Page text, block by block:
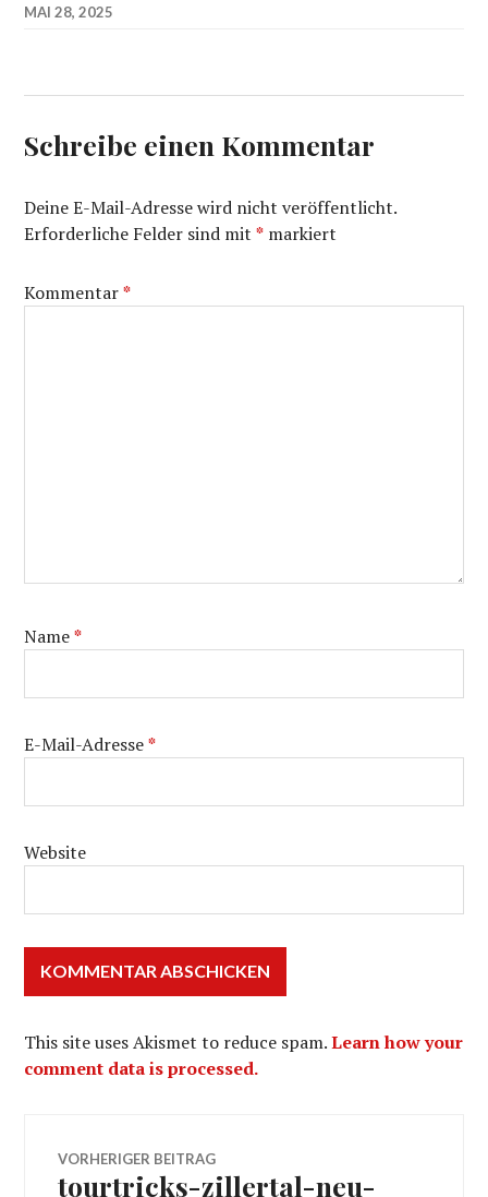
MAI 28, 2025
Schreibe einen Kommentar
Deine E-Mail-Adresse wird nicht veröffentlicht.
Erforderliche Felder sind mit* markiert
Kommentar*
Name*
E-Mail-Adresse*
Website
This site uses Akismet to reduce spam.Learn how your
comment data is processed.
Beitragsnavigation
VORHERIGER BEITRAG
Vorheriger
tourtricks-zillertal-neu-